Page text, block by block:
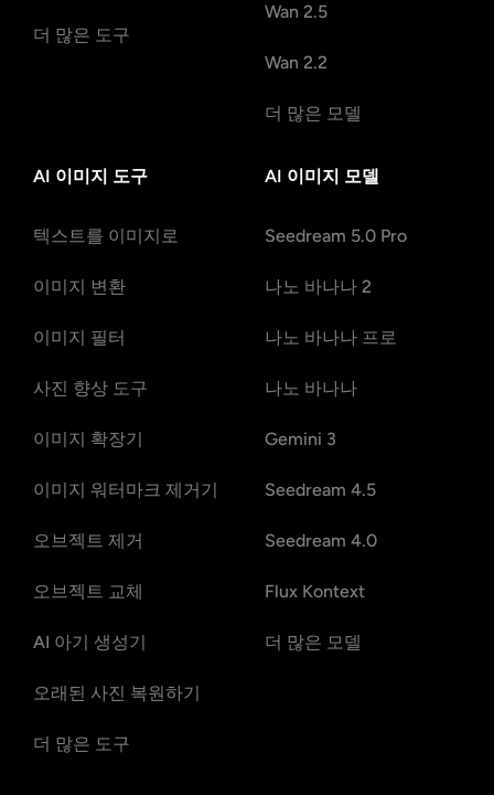
더 많은 도구
Wan 2.5
Wan 2.2
더 많은 모델
AI 이미지 도구
텍스트를 이미지로
이미지 변환
이미지 필터
사진 향상 도구
이미지 확장기
이미지 워터마크 제거기
오브젝트 제거
오브젝트 교체
AI 아기 생성기
오래된 사진 복원하기
더 많은 도구
AI 이미지 모델
Seedream 5.0 Pro
나노 바나나 2
나노 바나나 프로
나노 바나나
Gemini 3
Seedream 4.5
Seedream 4.0
Flux Kontext
더 많은 모델